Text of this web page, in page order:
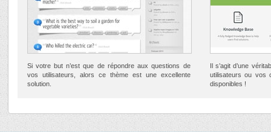
Si votre but n’est que de répondre aux questions de
vos utilisateurs, alors ce thème est une excellente
solution.
Il s’agit d’une
utilisateurs ou vos
disponibles !